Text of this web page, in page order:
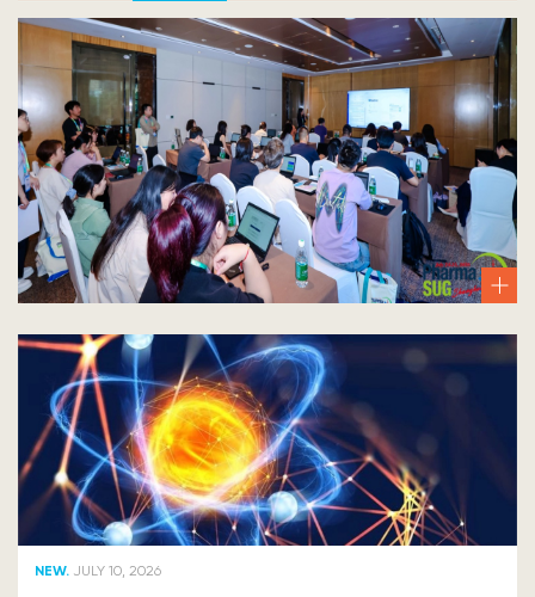
NEW. JULY 10, 2026